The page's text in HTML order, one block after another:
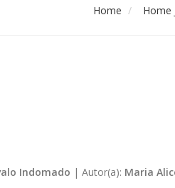
Home Home
Indomado | Autor(a): Maria